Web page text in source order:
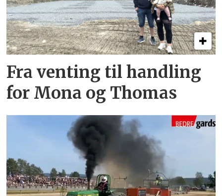
Fra venting til handling
for Mona og Thomas